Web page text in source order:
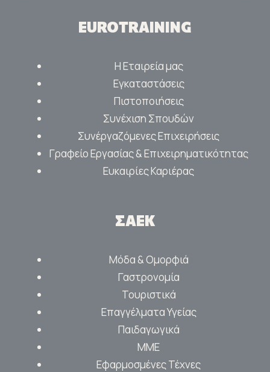
EUROTRAINING
Η Εταιρεία μας
Εγκαταστάσεις
Πιστοποιήσεις
Συνέχιση Σπουδών
Συνέργαζόμενες Επιχειρήσεις
Γραφείο Εργασίας & Επιχειρηματικότητας
Ευκαιρίες Καριέρας
ΣΑΕΚ
Μόδα & Ομορφιά
Γαστρονομία
Τουριστικά
Επαγγέλματα Υγείας
Παιδαγωγικά
ΜΜΕ
Εφαρμοσμένες Τέχνες